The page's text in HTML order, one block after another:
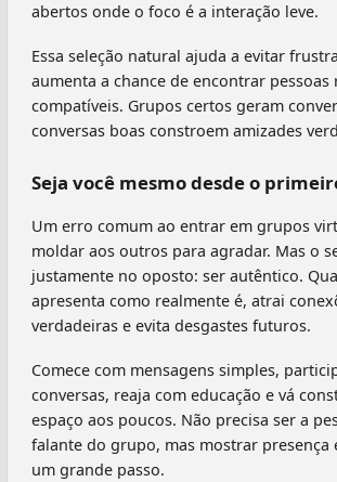
abertos onde o foco é a interação leve.
Essa seleção natural ajuda a evitar
aumenta a chance de encontrar pessoas
compatíveis. Grupos certos geram
conversas boas constroem amizades
Seja você mesmo desde o
Um erro comum ao entrar em grupos
moldar aos outros para agradar. Mas o
justamente no oposto: ser autêntico.
apresenta como realmente é, atrai
verdadeiras e evita desgastes futuros.
Comece com mensagens simples,
conversas, reaja com educação e vá
espaço aos poucos. Não precisa ser a
falante do grupo, mas mostrar presença
um grande passo.